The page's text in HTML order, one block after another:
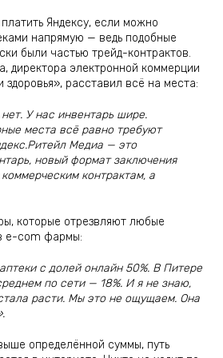
Яндексу, если можно
напрямую — ведь подобные
были частью трейд-контрактов.
директора электронной коммерции
расставил всё на места:
У нас инвентарь шире.
места всё равно требуют
Медиа — это
новый формат заключения
контрактам, а
которые отрезвляют любые
e-com фармы:
с долей онлайн 50%. В Питере
по сети — 18%. И я не знаю,
расти. Мы это не ощущаем. Она
определённой суммы, путь